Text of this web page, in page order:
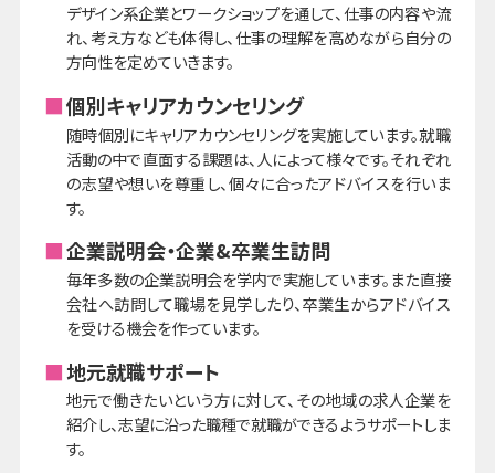
デザイン系企業とワークショップを通して、仕事の内容や流
れ、考え方なども体得し、仕事の理解を高めながら自分の
方向性を定めていきます。
個別キャリアカウンセリング
随時個別にキャリアカウンセリングを実施しています。就職
活動の中で直面する課題は、人によって様々です。それぞれ
の志望や想いを尊重し、個々に合ったアドバイスを行いま
す。
企業説明会・企業&卒業生訪問
毎年多数の企業説明会を学内で実施しています。また直接
会社へ訪問して職場を見学したり、卒業生からアドバイス
を受ける機会を作っています。
地元就職サポート
地元で働きたいという方に対して、その地域の求人企業を
紹介し、志望に沿った職種で就職ができるようサポートしま
す。